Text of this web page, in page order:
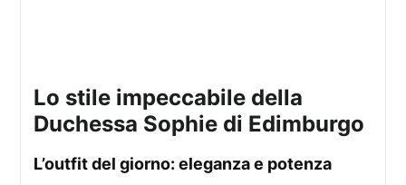
lo stile impeccabile della
Duchessa Sophie di Edimburgo
l’outfit del giorno: eleganza e potenza